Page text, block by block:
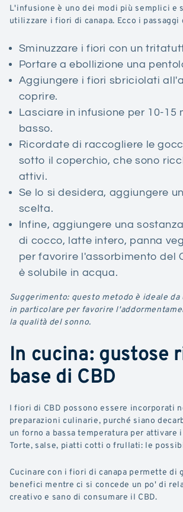
L'infusione è uno dei modi più semplici e
utilizzare i fiori di canapa. Ecco i passaggi
Sminuzzare i fiori con un
Portare a ebollizione una
Aggiungere i fiori sbriciolati
coprire.
Lasciare in infusione per 10-15
basso.
Ricordate di raccogliere le
sotto il coperchio, che sono
attivi.
Se lo si desidera, aggiungere
scelta.
Infine, aggiungere una
di cocco, latte intero, panna
per favorire l'assorbimento del
è solubile in acqua.
Suggerimento: questo metodo è ideale
in particolare per favorire
la qualità del sonno.
In cucina: gustose
base di CBD
I fiori di CBD possono essere incorporati
preparazioni culinarie, purché siano
un forno a bassa temperatura per attivare
Torte, salse, piatti cotti o frullati: le
Cucinare con i fiori di canapa permette di
benefici mentre ci si concede un po' di
creativo e sano di consumare il CBD.